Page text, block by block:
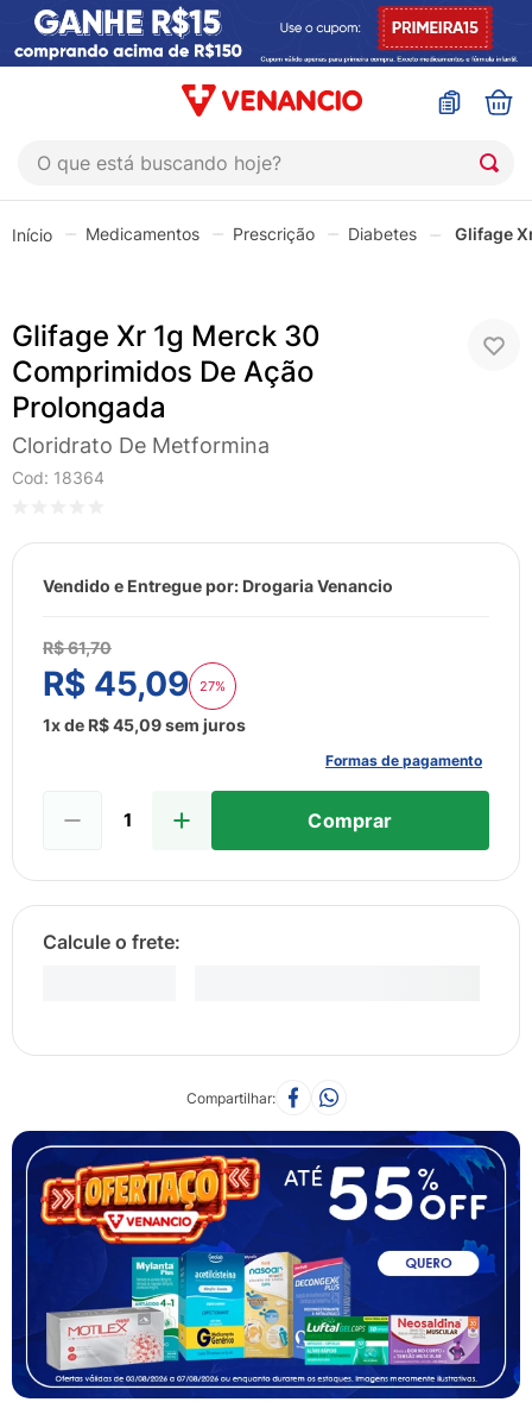
O que está buscando hoje?
Medicamentos Prescrição Diabetes Glifage
Glifage Xr 1g Merck 30
Comprimidos De Ação
Prolongada
Cloridrato De Metformina
Cod: 18364
Vendido e Entregue por: Drogaria Venancio
R$61,70
R$ 45,09 27%
1x de R$45,09sem juros
Formas de pagamento
Comprar
Compartilhar
1º
coristina
3º
admuc
4º
fly gotas
5
6º
esmalte
8º
sabonete liquido
9º
lenço umedecido